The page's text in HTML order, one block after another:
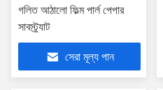
গলিত আঠালো ফিল্ম পার্ল পেপার
সাবস্ট্র্যাট
সেরা মূল্য পান